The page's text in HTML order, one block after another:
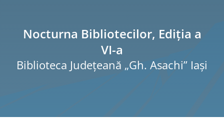
Nocturna Bibliotecilor, Ediția a
VI-a
Biblioteca Judeţeană „Gh. Asachi” Iaşi